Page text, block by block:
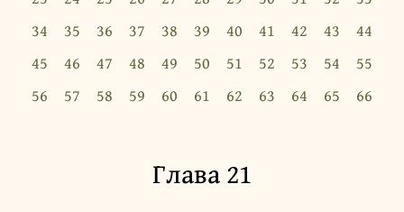
34
35 36 37 38 39 40 41 42 43
44
45
46 47 48 49 50 51 52 53 54
55
56
57 58 59 60 61 62 63 64 65 66
Глава 21